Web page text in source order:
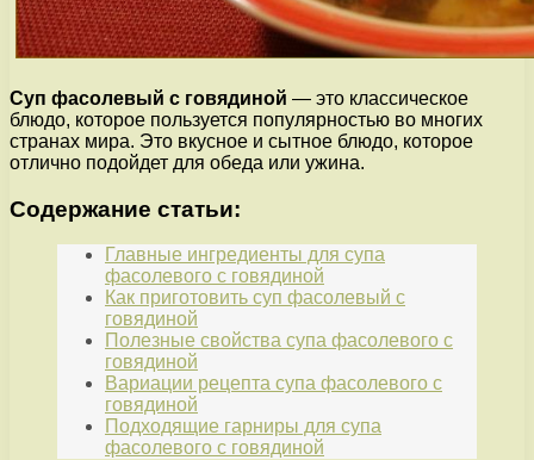
Суп фасолевый с говядиной — это классическое
блюдо, которое пользуется популярностью во многих
странах мира. Это вкусное и сытное блюдо, которое
отлично подойдет для обеда или ужина.
Содержание статьи:
Главные ингредиенты для супа
фасолевого с говядиной
Как приготовить суп фасолевый с
говядиной
Полезные свойства супа фасолевого с
говядиной
Вариации рецепта супа фасолевого с
говядиной
Подходящие гарниры для супа
фасолевого с говядиной